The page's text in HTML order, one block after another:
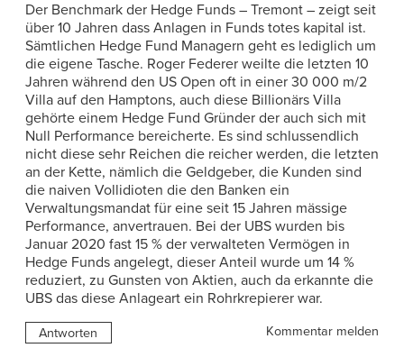
Der Benchmark der Hedge Funds – Tremont – zeigt seit
über 10 Jahren dass Anlagen in Funds totes kapital ist.
Sämtlichen Hedge Fund Managern geht es lediglich um
die eigene Tasche. Roger Federer weilte die letzten 10
Jahren während den US Open oft in einer 30 000 m/2
Villa auf den Hamptons, auch diese Billionärs Villa
gehörte einem Hedge Fund Gründer der auch sich mit
Null Performance bereicherte. Es sind schlussendlich
nicht diese sehr Reichen die reicher werden, die letzten
an der Kette, nämlich die Geldgeber, die Kunden sind
die naiven Vollidioten die den Banken ein
Verwaltungsmandat für eine seit 15 Jahren mässige
Performance, anvertrauen. Bei der UBS wurden bis
Januar 2020 fast 15 % der verwalteten Vermögen in
Hedge Funds angelegt, dieser Anteil wurde um 14 %
reduziert, zu Gunsten von Aktien, auch da erkannte die
UBS das diese Anlageart ein Rohrkrepierer war.
Antworten Kommentar melden